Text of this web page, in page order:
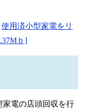
使用済小型家電をリ
ｂ]
家電の店頭回収を行